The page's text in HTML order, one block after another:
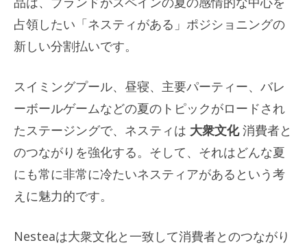
占領したい「ネスティがある」ポジショニングの
新しい分割払いです。
スイミングプール、昼寝、主要パーティー、バレ
ーボールゲームなどの夏のトピックがロードされ
たステージングで、ネスティは 大衆文化消費者と
のつながりを強化する。そして、それはどんな夏
にも常に非常に冷たいネスティアがあるという考
えに魅力的です。
Nesteaは大衆文化と一致して消費者とのつながり